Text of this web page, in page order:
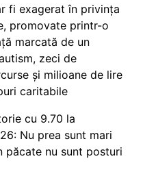
fi exagerat în privința
promovate printr-o
marcată de un
zeci de
și milioane de lire
caritabile
cu 9.70 la
Nu prea sunt mari
păcate nu sunt posturi